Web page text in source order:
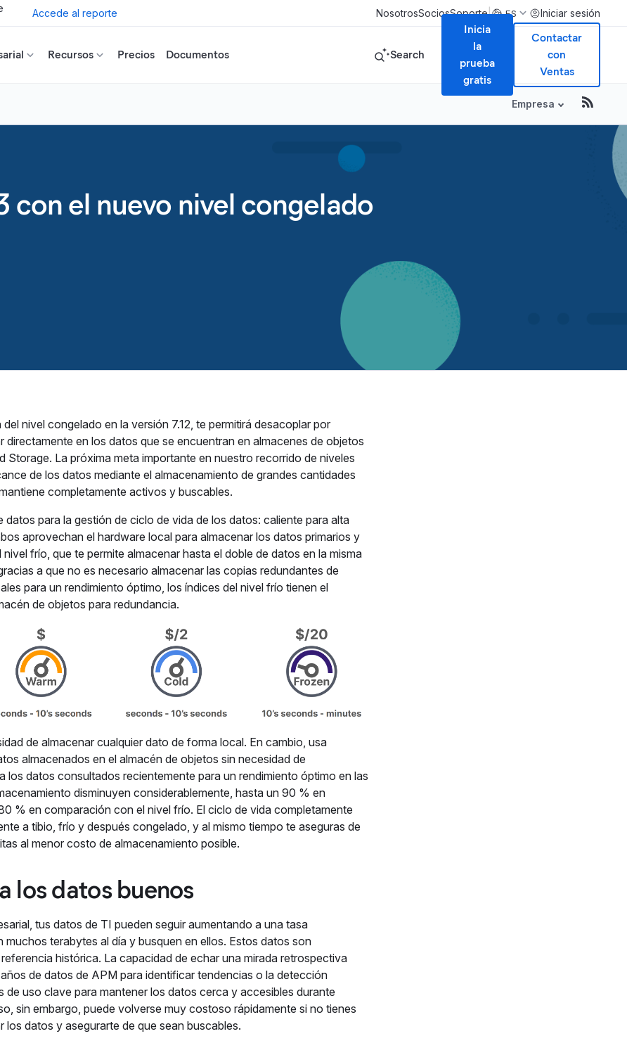
Accede al reporte NosotrosSociosSoporte| ES Iniciar sesión
Recursos Precios Documentos Search
Inicia
la
prueba
gratis
Contactar
con
Ventas
Empresa
con el nuevo nivel congelado
nivel congelado en la versión 7.12, te permitirá desacoplar por
en los datos que se encuentran en almacenes de objetos
La próxima meta importante en nuestro recorrido de niveles
de los datos mediante el almacenamiento de grandes cantidades
completamente activos y buscables.
para la gestión de ciclo de vida de los datos: caliente para alta
aprovechan el hardware local para almacenar los datos primarios y
frío, que te permite almacenar hasta el doble de datos en la misma
a que no es necesario almacenar las copias redundantes de
para un rendimiento óptimo, los índices del nivel frío tienen el
de objetos para redundancia.
de almacenar cualquier dato de forma local. En cambio, usa
almacenados en el almacén de objetos sin necesidad de
los datos consultados recientemente para un rendimiento óptimo en las
disminuyen considerablemente, hasta un 90 % en
% en comparación con el nivel frío. El ciclo de vida completamente
a tibio, frío y después congelado, y al mismo tiempo te aseguras de
al menor costo de almacenamiento posible.
los datos buenos
tus datos de TI pueden seguir aumentando a una tasa
terabytes al día y busquen en ellos. Estos datos son
histórica. La capacidad de echar una mirada retrospectiva
de datos de APM para identificar tendencias o la detección
uso clave para mantener los datos cerca y accesibles durante
sin embargo, puede volverse muy costoso rápidamente si no tienes
datos y asegurarte de que sean buscables.